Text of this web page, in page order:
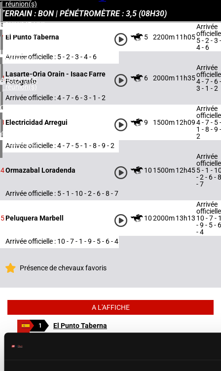
1 réunion(s)
ROYAUME-UNI
4 réunion(s)
IRLANDE
1 réunion(s)
ARGENTINE
1 réunion(s)
CHILI
1 réunion(s)
ÉTATS-UNIS
4 réunion(s)
TERRAIN : BON | PÉNÉTROMÈTRE : 3,5 (08H30)
1 El Punto Taberna 5 2200m11h05
Arrivée
5 - 2 - 3 -
4 - 6
Arrivée officielle : 5 - 2 - 3 - 4 - 6
2Lasarte-Oria Orain - Isaac Farre
Fotografo
6 2000m11h35
Arrivée
4 - 7 - 6 -
3 - 1 - 2
Arrivée officielle : 4 - 7 - 6 - 3 - 1 - 2
3Electricidad Arregui 9 1500m12h09
Arrivée
4 - 7 - 5 -
1 - 8 - 9 -
2
Arrivée officielle : 4 - 7 - 5 - 1 - 8 - 9 - 2
4Ormazabal Loradenda 10 1500m12h45
Arrivée
5 - 1 -
- 2 - 6 - 8
- 7
Arrivée officielle : 5 - 1 - 10 - 2 - 6 - 8 - 7
5Peluquera Marbell 102000m13h13
Arrivée
10 - 7 -
- 9 - 5 - 6
- 4
Arrivée officielle : 10 - 7 - 1 - 9 - 5 - 6 - 4
Présence de chevaux favoris
A L'AFFICHE
SEBASTIAN
1 El Punto Taberna